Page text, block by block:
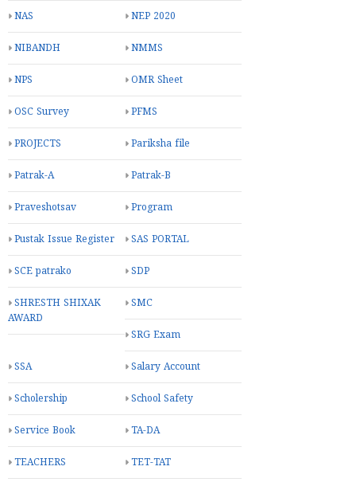
NAS NEP 2020
NIBANDH NMMS
NPS OMR Sheet
OSC Survey PFMS
PROJECTS Pariksha file
Patrak-A Patrak-B
Praveshotsav Program
Pustak Issue Register SAS PORTAL
SCE patrako SDP
SHRESTH SHIXAK
AWARD
SMC
SRG Exam
SSA Salary Account
Scholership School Safety
Service Book TA-DA
TEACHERS TET-TAT